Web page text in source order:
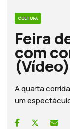
CULTURA
Feira
com
(Vídeo)
A quarta
um